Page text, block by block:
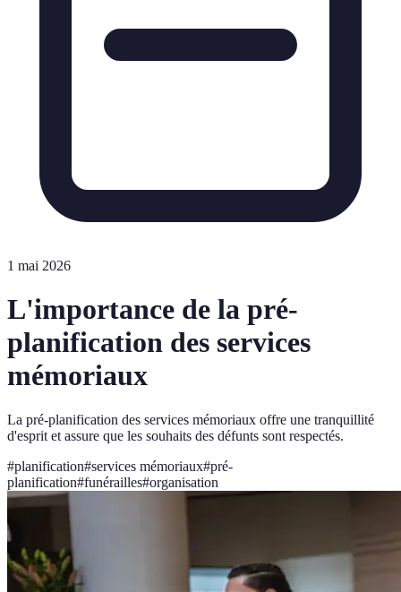
1 mai 2026
L'importance de la pré-
planification des services
mémoriaux
La pré-planification des services mémoriaux offre une tranquillité
d'esprit et assure que les souhaits des défunts sont respectés.
#planification#services mémoriaux#pré-
planification#funérailles#organisation